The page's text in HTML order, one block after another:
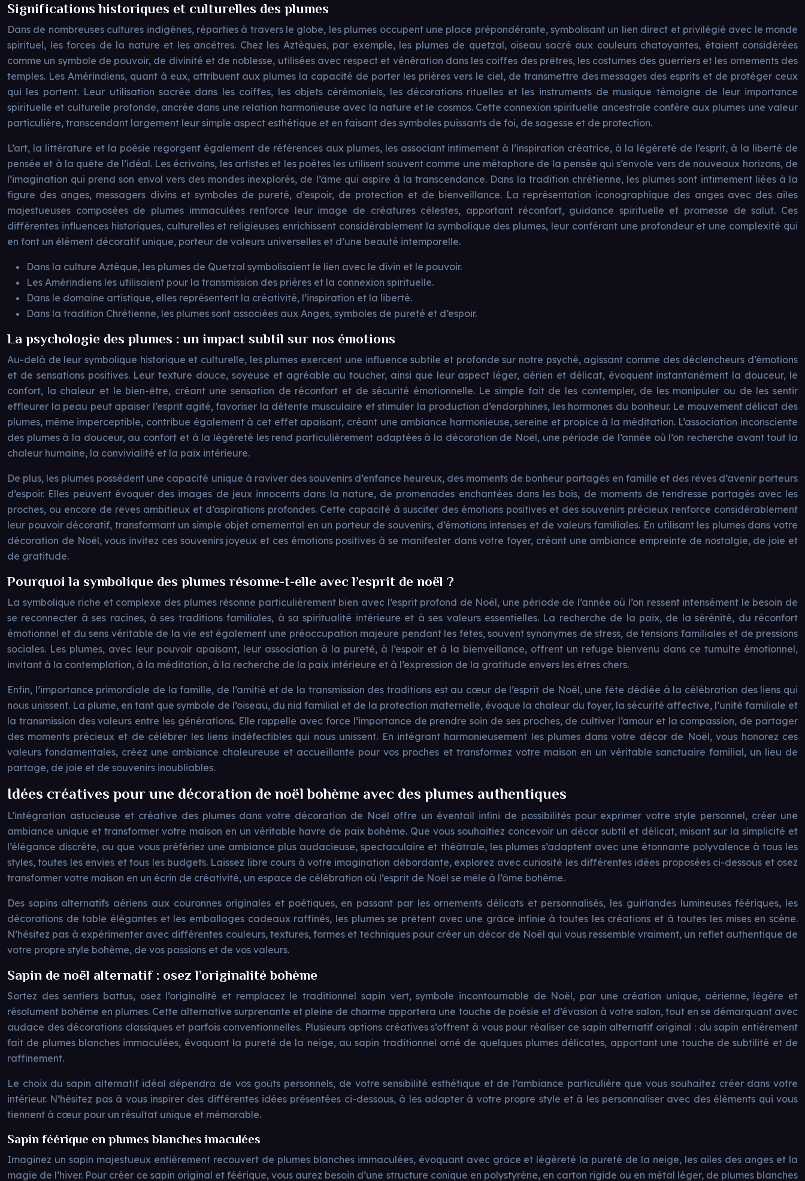
Significations historiques et culturelles des plumes
Dans de nombreuses cultures indigènes, réparties à travers le globe, les plumes occupent une place prépondérante, symbolisant un lien direct et privilégié avec le monde
spirituel, les forces de la nature et les ancêtres. Chez les Aztèques, par exemple, les plumes de quetzal, oiseau sacré aux couleurs chatoyantes, étaient considérées
comme un symbole de pouvoir, de divinité et de noblesse, utilisées avec respect et vénération dans les coiffes des prêtres, les costumes des guerriers et les ornements des
temples. Les Amérindiens, quant à eux, attribuent aux plumes la capacité de porter les prières vers le ciel, de transmettre des messages des esprits et de protéger ceux
qui les portent. Leur utilisation sacrée dans les coiffes, les objets cérémoniels, les décorations rituelles et les instruments de musique témoigne de leur importance
spirituelle et culturelle profonde, ancrée dans une relation harmonieuse avec la nature et le cosmos. Cette connexion spirituelle ancestrale confère aux plumes une valeur
particulière, transcendant largement leur simple aspect esthétique et en faisant des symboles puissants de foi, de sagesse et de protection.
L’art, la littérature et la poésie regorgent également de références aux plumes, les associant intimement à l’inspiration créatrice, à la légèreté de l’esprit, à la liberté de
pensée et à la quête de l’idéal. Les écrivains, les artistes et les poètes les utilisent souvent comme une métaphore de la pensée qui s’envole vers de nouveaux horizons, de
l’imagination qui prend son envol vers des mondes inexplorés, de l’âme qui aspire à la transcendance. Dans la tradition chrétienne, les plumes sont intimement liées à la
figure des anges, messagers divins et symboles de pureté, d’espoir, de protection et de bienveillance. La représentation iconographique des anges avec des ailes
majestueuses composées de plumes immaculées renforce leur image de créatures célestes, apportant réconfort, guidance spirituelle et promesse de salut. Ces
différentes influences historiques, culturelles et religieuses enrichissent considérablement la symbolique des plumes, leur conférant une profondeur et une complexité qui
en font un élément décoratif unique, porteur de valeurs universelles et d’une beauté intemporelle.
Dans la culture Aztèque, les plumes de Quetzal symbolisaient le lien avec le divin et le pouvoir.
Les Amérindiens les utilisaient pour la transmission des prières et la connexion spirituelle.
Dans le domaine artistique, elles représentent la créativité, l’inspiration et la liberté.
Dans la tradition Chrétienne, les plumes sont associées aux Anges, symboles de pureté et d’espoir.
La psychologie des plumes : un impact subtil sur nos émotions
Au-delà de leur symbolique historique et culturelle, les plumes exercent une influence subtile et profonde sur notre psyché, agissant comme des déclencheurs d’émotions
et de sensations positives. Leur texture douce, soyeuse et agréable au toucher, ainsi que leur aspect léger, aérien et délicat, évoquent instantanément la douceur, le
confort, la chaleur et le bien-être, créant une sensation de réconfort et de sécurité émotionnelle. Le simple fait de les contempler, de les manipuler ou de les sentir
effleurer la peau peut apaiser l’esprit agité, favoriser la détente musculaire et stimuler la production d’endorphines, les hormones du bonheur. Le mouvement délicat des
plumes, même imperceptible, contribue également à cet effet apaisant, créant une ambiance harmonieuse, sereine et propice à la méditation. L’association inconsciente
des plumes à la douceur, au confort et à la légèreté les rend particulièrement adaptées à la décoration de Noël, une période de l’année où l’on recherche avant tout la
chaleur humaine, la convivialité et la paix intérieure.
De plus, les plumes possèdent une capacité unique à raviver des souvenirs d’enfance heureux, des moments de bonheur partagés en famille et des rêves d’avenir porteurs
d’espoir. Elles peuvent évoquer des images de jeux innocents dans la nature, de promenades enchantées dans les bois, de moments de tendresse partagés avec les
proches, ou encore de rêves ambitieux et d’aspirations profondes. Cette capacité à susciter des émotions positives et des souvenirs précieux renforce considérablement
leur pouvoir décoratif, transformant un simple objet ornemental en un porteur de souvenirs, d’émotions intenses et de valeurs familiales. En utilisant les plumes dans votre
décoration de Noël, vous invitez ces souvenirs joyeux et ces émotions positives à se manifester dans votre foyer, créant une ambiance empreinte de nostalgie, de joie et
de gratitude.
Pourquoi la symbolique des plumes résonne-t-elle avec l’esprit de noël ?
La symbolique riche et complexe des plumes résonne particulièrement bien avec l’esprit profond de Noël, une période de l’année où l’on ressent intensément le besoin de
se reconnecter à ses racines, à ses traditions familiales, à sa spiritualité intérieure et à ses valeurs essentielles. La recherche de la paix, de la sérénité, du réconfort
émotionnel et du sens véritable de la vie est également une préoccupation majeure pendant les fêtes, souvent synonymes de stress, de tensions familiales et de pressions
sociales. Les plumes, avec leur pouvoir apaisant, leur association à la pureté, à l’espoir et à la bienveillance, offrent un refuge bienvenu dans ce tumulte émotionnel,
invitant à la contemplation, à la méditation, à la recherche de la paix intérieure et à l’expression de la gratitude envers les êtres chers.
Enfin, l’importance primordiale de la famille, de l’amitié et de la transmission des traditions est au cœur de l’esprit de Noël, une fête dédiée à la célébration des liens qui
nous unissent. La plume, en tant que symbole de l’oiseau, du nid familial et de la protection maternelle, évoque la chaleur du foyer, la sécurité affective, l’unité familiale et
la transmission des valeurs entre les générations. Elle rappelle avec force l’importance de prendre soin de ses proches, de cultiver l’amour et la compassion, de partager
des moments précieux et de célébrer les liens indéfectibles qui nous unissent. En intégrant harmonieusement les plumes dans votre décor de Noël, vous honorez ces
valeurs fondamentales, créez une ambiance chaleureuse et accueillante pour vos proches et transformez votre maison en un véritable sanctuaire familial, un lieu de
partage, de joie et de souvenirs inoubliables.
Idées créatives pour une décoration de noël bohème avec des plumes authentiques
L’intégration astucieuse et créative des plumes dans votre décoration de Noël offre un éventail infini de possibilités pour exprimer votre style personnel, créer une
ambiance unique et transformer votre maison en un véritable havre de paix bohème. Que vous souhaitiez concevoir un décor subtil et délicat, misant sur la simplicité et
l’élégance discrète, ou que vous préfériez une ambiance plus audacieuse, spectaculaire et théâtrale, les plumes s’adaptent avec une étonnante polyvalence à tous les
styles, toutes les envies et tous les budgets. Laissez libre cours à votre imagination débordante, explorez avec curiosité les différentes idées proposées ci-dessous et osez
transformer votre maison en un écrin de créativité, un espace de célébration où l’esprit de Noël se mêle à l’âme bohème.
Des sapins alternatifs aériens aux couronnes originales et poétiques, en passant par les ornements délicats et personnalisés, les guirlandes lumineuses féériques, les
décorations de table élégantes et les emballages cadeaux raffinés, les plumes se prêtent avec une grâce infinie à toutes les créations et à toutes les mises en scène.
N’hésitez pas à expérimenter avec différentes couleurs, textures, formes et techniques pour créer un décor de Noël qui vous ressemble vraiment, un reflet authentique de
votre propre style bohème, de vos passions et de vos valeurs.
Sapin de noël alternatif : osez l’originalité bohème
Sortez des sentiers battus, osez l’originalité et remplacez le traditionnel sapin vert, symbole incontournable de Noël, par une création unique, aérienne, légère et
résolument bohème en plumes. Cette alternative surprenante et pleine de charme apportera une touche de poésie et d’évasion à votre salon, tout en se démarquant avec
audace des décorations classiques et parfois conventionnelles. Plusieurs options créatives s’offrent à vous pour réaliser ce sapin alternatif original : du sapin entièrement
fait de plumes blanches immaculées, évoquant la pureté de la neige, au sapin traditionnel orné de quelques plumes délicates, apportant une touche de subtilité et de
raffinement.
Le choix du sapin alternatif idéal dépendra de vos goûts personnels, de votre sensibilité esthétique et de l’ambiance particulière que vous souhaitez créer dans votre
intérieur. N’hésitez pas à vous inspirer des différentes idées présentées ci-dessous, à les adapter à votre propre style et à les personnaliser avec des éléments qui vous
tiennent à cœur pour un résultat unique et mémorable.
Sapin féérique en plumes blanches imaculées
Imaginez un sapin majestueux entièrement recouvert de plumes blanches immaculées, évoquant avec grâce et légèreté la pureté de la neige, les ailes des anges et la
magie de l’hiver. Pour créer ce sapin original et féérique, vous aurez besoin d’une structure conique en polystyrène, en carton rigide ou en métal léger, de plumes blanches